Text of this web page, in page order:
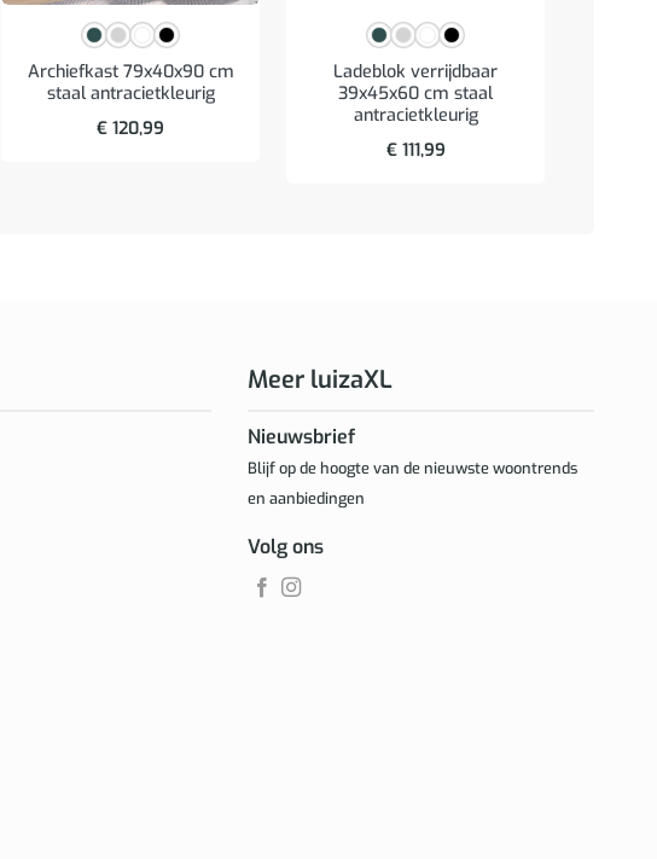
Archiefkast 79x40x90 cm
staal antracietkleurig
€ 120,99
Ladeblok verrijdbaar
39x45x60 cm staal
antracietkleurig
€111,99
Meer luizaXL
Nieuwsbrief
Blijf op de hoogte van de nieuwste woontrends
en aanbiedingen
Volg ons